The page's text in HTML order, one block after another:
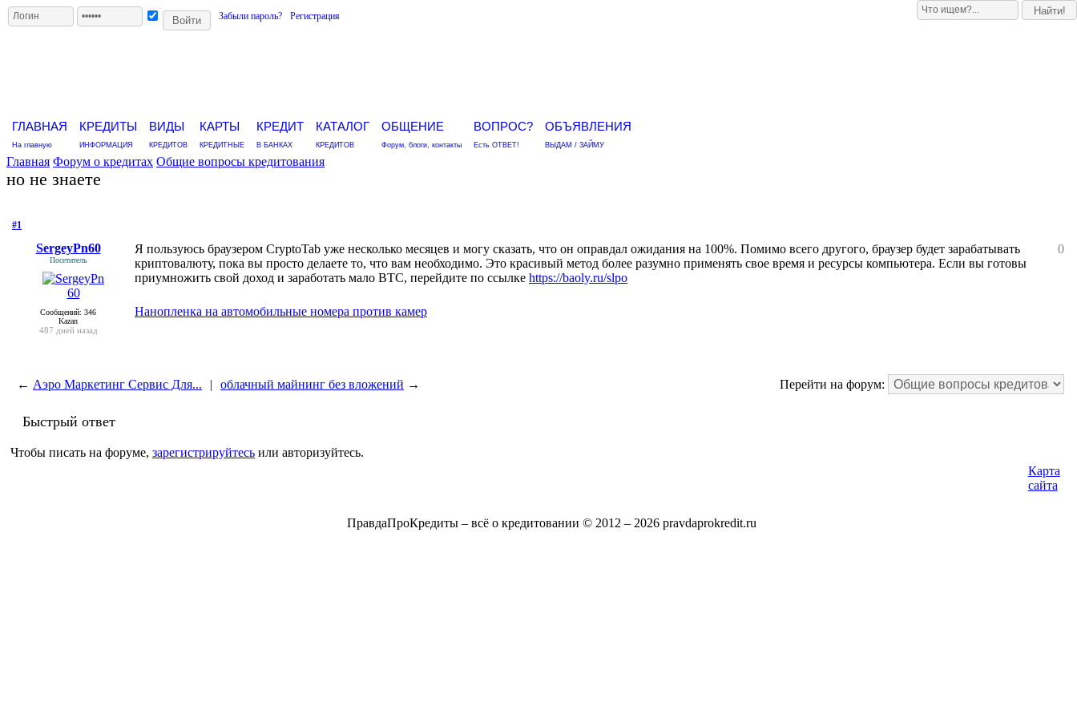
Забыли пароль? Регистрация
ГЛАВНАЯ
На главную
КРЕДИТЫ
ИНФОРМАЦИЯ
ВИДЫ
КРЕДИТОВ
КАРТЫ
КРЕДИТНЫЕ
КРЕДИТ
В БАНКАХ
КАТАЛОГ
КРЕДИТОВ
ОБЩЕНИЕ
Форум, блоги, контакты
ВОПРОС?
Есть ОТВЕТ!
ОБЪЯВЛЕНИЯ
ВЫДАМ / ЗАЙМУ
Главная Форум о кредитах Общие вопросы кредитования
но не знаете
#1
SergeyPn60
Посетитель
Сообщений: 346
Kazan
487 дней назад
0
Я пользуюсь браузером CryptoTab уже несколько месяцев и могу сказать, что он оправдал ожидания на 100%. Помимо всего другого, браузер будет зарабатывать
криптовалюту, пока вы просто делаете то, что вам необходимо. Это красивый метод более разумно применять свое время и ресурсы компьютера. Если вы готовы
приумножить свой доход и заработать мало BTC, перейдите по ссылке https://baoly.ru/slpo
Нанопленка на автомобильные номера против камер
← Аэро Маркетинг Сервис Для... | облачный майнинг без вложений → Перейти на форум:
Быстрый ответ
Чтобы писать на форуме, зарегистрируйтесь или авторизуйтесь.
Карта
сайта
ПравдаПроКредиты – всё о кредитовании © 2012 – 2026 pravdaprokredit.ru